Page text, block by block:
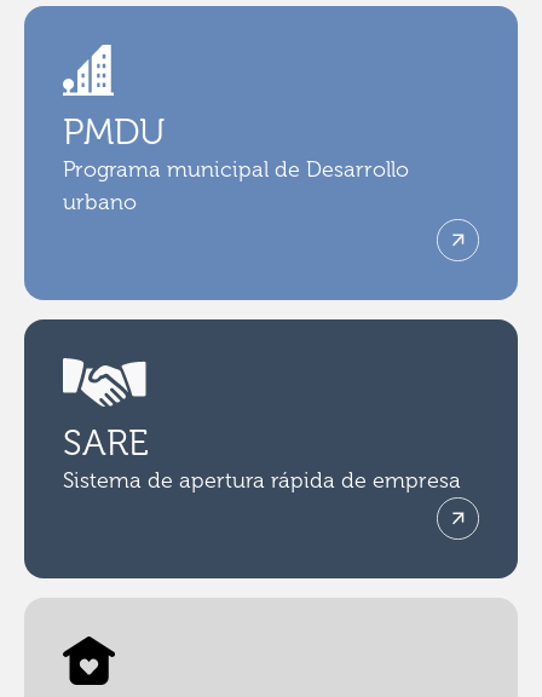
PMDU
Programa municipal de Desarrollo
urbano
SARE
Sistema de apertura rápida de empresa